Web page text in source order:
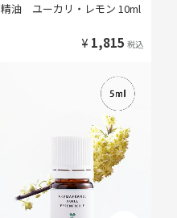
精油 ユーカリ・レモン 10ml
¥ 1,815 税込